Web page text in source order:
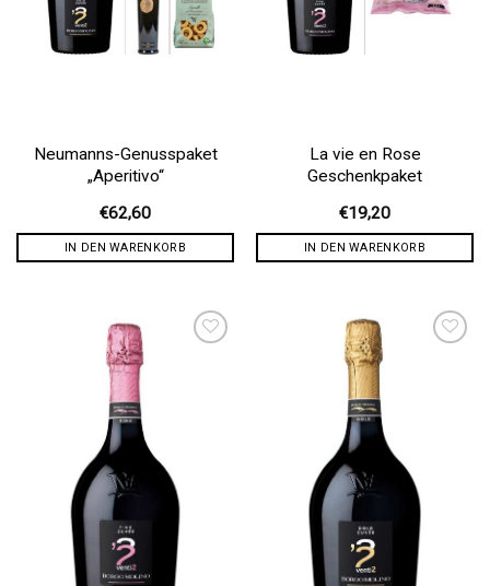
Neumanns-Genusspaket
„Aperitivo“
€62,60
IN DEN WARENKORB
La vie en Rose
Geschenkpaket
€19,20
IN DEN WARENKORB